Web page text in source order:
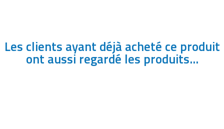
Les clients ayant déjà acheté ce produit
ont aussi regardé les produits...